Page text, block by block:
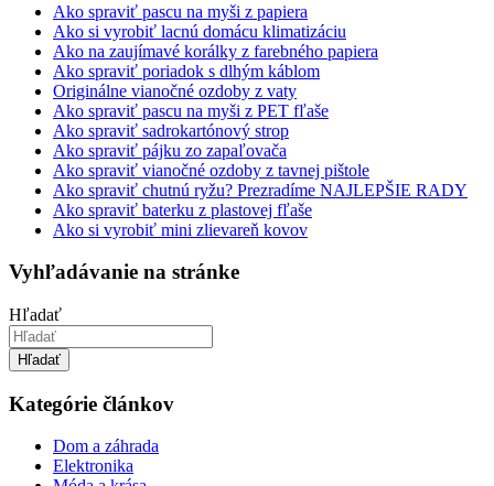
Ako spraviť pascu na myši z papiera
Ako si vyrobiť lacnú domácu klimatizáciu
Ako na zaujímavé korálky z farebného papiera
Ako spraviť poriadok s dlhým káblom
Originálne vianočné ozdoby z vaty
Ako spraviť pascu na myši z PET fľaše
Ako spraviť sadrokartónový strop
Ako spraviť pájku zo zapaľovača
Ako spraviť vianočné ozdoby z tavnej pištole
Ako spraviť chutnú ryžu? Prezradíme NAJLEPŠIE RADY
Ako spraviť baterku z plastovej fľaše
Ako si vyrobiť mini zlievareň kovov
Vyhľadávanie na stránke
Hľadať
Hľadať
Kategórie článkov
Dom a záhrada
Elektronika